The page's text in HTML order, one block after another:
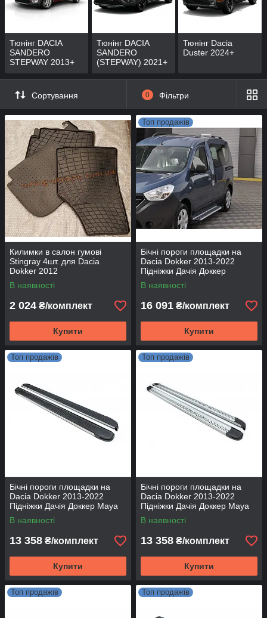
Тюнінг DACIA
SANDERO
STEPWAY 2013+
Тюнінг DACIA
SANDERO
(STEPWAY) 2021+
Тюнінг Dacia
Duster 2024+
Сортування 0 Фільтри
Килимки в салон гумові
Stingray 4шт. для Dacia
Dokker 2012
В наявності
2 024 ₴/комплект
Купити
Топ продажів
Бічні пороги площадки на
Dacia Dokker 2013-2022
Підніжки Дачія Доккер
Allmond Grey
В наявності
16 091 ₴/комплект
Купити
Топ продажів
Бічні пороги площадки на
Dacia Dokker 2013-2022
Підніжки Дачія Доккер Maya
V1
В наявності
13 358 ₴/комплект
Купити
Топ продажів
Бічні пороги площадки на
Dacia Dokker 2013-2022
Підніжки Дачія Доккер Maya
V2
В наявності
13 358 ₴/комплект
Купити
Топ продажів Топ продажів